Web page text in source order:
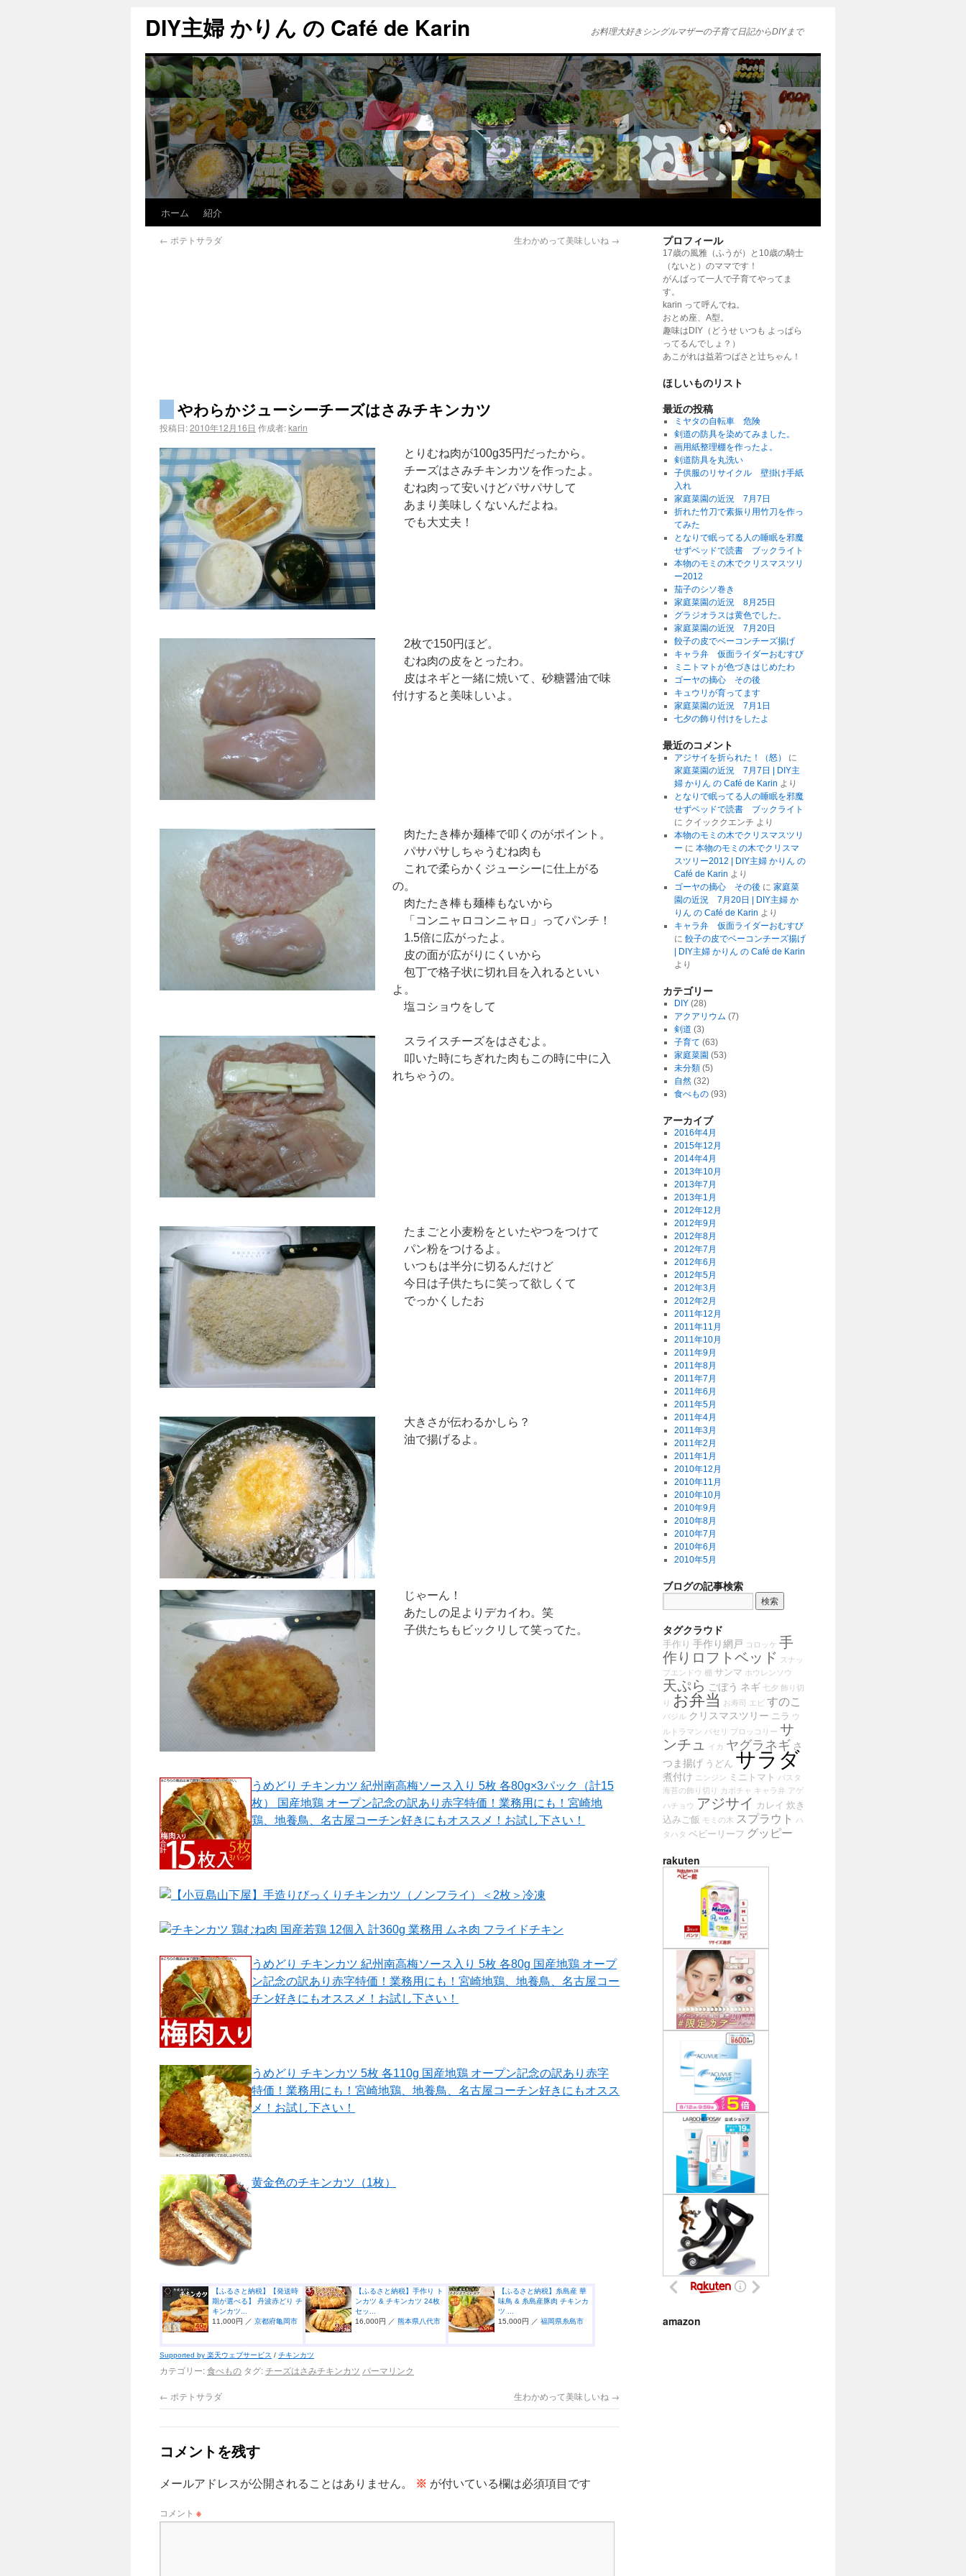
DIY主婦 かりん の Café de Karin お料理大好きシングルマザーの子育て日記からDIYまで
ホーム 紹介
← ポテトサラダ 生わかめって美味しいね →
やわらかジューシーチーズはさみチキンカツ
投稿日:2010年12月16日 作成者:karin
とりむね肉が100g35円だったから。
チーズはさみチキンカツを作ったよ。
むね肉って安いけどパサパサして
あまり美味しくないんだよね。
でも大丈夫！
2枚で150円ほど。
むね肉の皮をとったわ。
皮はネギと一緒に焼いて、砂糖醤油で味
付けすると美味しいよ。
肉たたき棒か麺棒で叩くのがポイント。
パサパサしちゃうむね肉も
これで柔らかくジューシーに仕上がる
の。
肉たたき棒も麺棒もないから
「コンニャロコンニャロ」ってパンチ！
1.5倍に広がったよ。
皮の面が広がりにくいから
包丁で格子状に切れ目を入れるといい
よ。
塩コショウをして
スライスチーズをはさむよ。
叩いた時にちぎれた肉もこの時に中に入
れちゃうの。
たまごと小麦粉をといたやつをつけて
パン粉をつけるよ。
いつもは半分に切るんだけど
今日は子供たちに笑って欲しくて
でっかくしたお
大きさが伝わるかしら？
油で揚げるよ。
じゃーん！
あたしの足よりデカイわ。笑
子供たちもビックリして笑ってた。
うめどり チキンカツ 紀州南高梅ソース入り 5枚 各80g×3パック（計15
枚） 国産地鶏 オープン記念の訳あり赤字特価！業務用にも！宮崎地
鶏、地養鳥、名古屋コーチン好きにもオススメ！お試し下さい！
【小豆島山下屋】手造りびっくりチキンカツ（ノンフライ）＜2枚＞冷凍
チキンカツ 鶏むね肉 国産若鶏 12個入 計360g 業務用 ムネ肉 フライドチキン
うめどり チキンカツ 紀州南高梅ソース入り 5枚 各80g 国産地鶏 オープ
ン記念の訳あり赤字特価！業務用にも！宮崎地鶏、地養鳥、名古屋コー
チン好きにもオススメ！お試し下さい！
うめどり チキンカツ 5枚 各110g 国産地鶏 オープン記念の訳あり赤字
特価！業務用にも！宮崎地鶏、地養鳥、名古屋コーチン好きにもオスス
メ！お試し下さい！
黄金色のチキンカツ（1枚）
【ふるさと納税】【発送時
期が選べる】 丹波赤どり チ
キンカツ...
11,000円 ／ 京都府亀岡市
【ふるさと納税】手作り ト
ンカツ & チキンカツ 24枚
セッ...
16,000円 ／ 熊本県八代市
【ふるさと納税】糸島産 華
味鳥 & 糸島産豚肉 チキンカ
ツ ...
15,000円 ／ 福岡県糸島市
Supported by 楽天ウェブサービス / チキンカツ
カテゴリー:食べもの タグ:チーズはさみチキンカツ パーマリンク
← ポテトサラダ 生わかめって美味しいね →
コメントを残す
メールアドレスが公開されることはありません。 ※ が付いている欄は必須項目です
コメント ※
プロフィール
17歳の風雅（ふうが）と10歳の騎士
（ないと）のママです！
がんばって一人で子育てやってま
す。
karin って呼んでね。
おとめ座、A型。
趣味はDIY（どうせ いつも よっぱら
ってるんでしょ？）
あこがれは益若つばさと辻ちゃん！
ほしいものリスト
最近の投稿
ミヤタの自転車 危険
剣道の防具を染めてみました。
画用紙整理棚を作ったよ。
剣道防具を丸洗い
子供服のリサイクル 壁掛け手紙
入れ
家庭菜園の近況 7月7日
折れた竹刀で素振り用竹刀を作っ
てみた
となりで眠ってる人の睡眠を邪魔
せずベッドで読書 ブックライト
本物のモミの木でクリスマスツリ
ー2012
茄子のシソ巻き
家庭菜園の近況 8月25日
グラジオラスは黄色でした。
家庭菜園の近況 7月20日
餃子の皮でベーコンチーズ揚げ
キャラ弁 仮面ライダーおむすび
ミニトマトが色づきはじめたわ
ゴーヤの摘心 その後
キュウリが育ってます
家庭菜園の近況 7月1日
七夕の飾り付けをしたよ
最近のコメント
アジサイを折られた！（怒）
に
家庭菜園の近況 7月7日 | DIY主
婦 かりん の Café de Karin より
となりで眠ってる人の睡眠を邪魔
せずベッドで読書 ブックライト
に クイッククエンチ より
本物のモミの木でクリスマスツリ
ー に 本物のモミの木でクリスマ
スツリー2012 | DIY主婦 かりん の
Café de Karin より
ゴーヤの摘心 その後 に 家庭菜
園の近況 7月20日 | DIY主婦 か
りん の Café de Karin より
キャラ弁 仮面ライダーおむすび
に 餃子の皮でベーコンチーズ揚げ
| DIY主婦 かりん の Café de Karin
より
カテゴリー
DIY(28)
アクアリウム (7)
剣道 (3)
子育て (63)
家庭菜園 (53)
未分類(5)
自然(32)
食べもの(93)
アーカイブ
2016年4月
2015年12月
2014年4月
2013年10月
2013年7月
2013年1月
2012年12月
2012年9月
2012年8月
2012年7月
2012年6月
2012年5月
2012年3月
2012年2月
2011年12月
2011年11月
2011年10月
2011年9月
2011年8月
2011年7月
2011年6月
2011年5月
2011年4月
2011年3月
2011年2月
2011年1月
2010年12月
2010年11月
2010年10月
2010年9月
2010年8月
2010年7月
2010年6月
2010年5月
ブログの記事検索
タグクラウド
手作り 手作り網戸 コロッケ 手
作りロフトベッド
スナッ
プエンドウ 棚 サンマ ホウレンソウ
天ぷら ごぼう ネギ 七夕 飾り切
り お弁当 お寿司 エビ すのこ
バジル クリスマスツリー ニラ ウ
ルトラマン パセリ ブロッコリー サ
ンチュ
イカ ヤグラネギ さ
つま揚げ うどん サラダ
煮付け ニンジン ミニトマト パスタ
海苔の飾り切り
カボチャ キャラ弁 アゲ
ハチョウ アジサイ カレイ 炊き
込みご飯 モミの木 スプラウト
ハ
タハタ ベビーリーフ グッピー
rakuten
amazon